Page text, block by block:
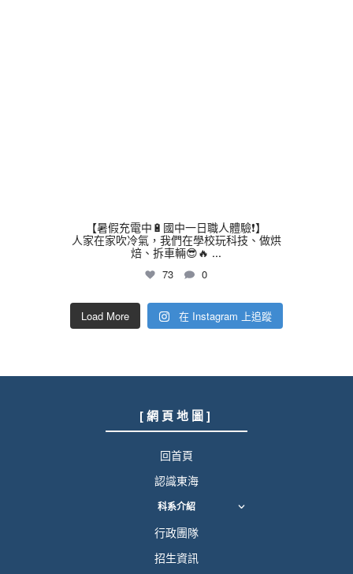
【暑假充電中🔋國中一日職人體驗❗】
人家在家吹冷氣，我們在學校玩科技、做烘
焙、拆車輛😎🔥 ...
73 0
Load More 在 Instagram 上追蹤
[ 網 頁 地 圖 ]
回首頁
認識東海
科系介紹
行政團隊
招生資訊